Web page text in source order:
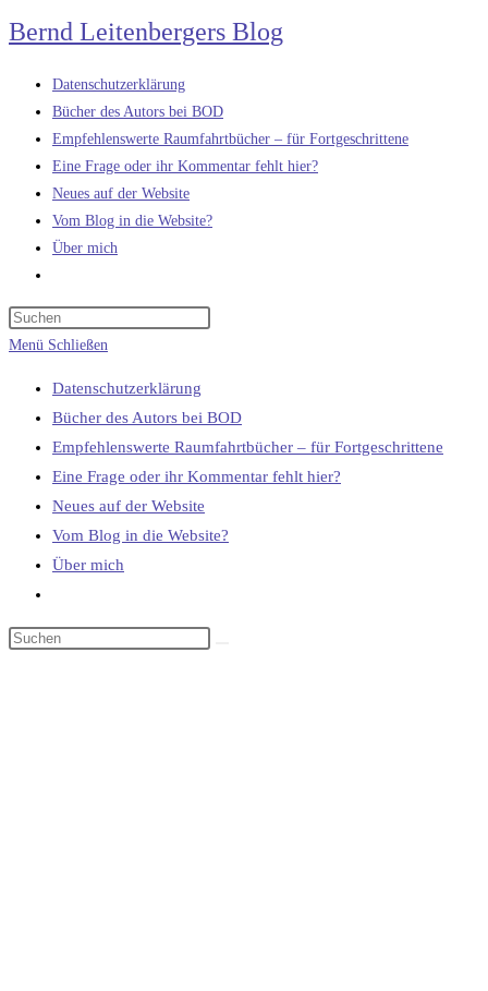
Zum
Inhalt
springen
Bernd Leitenbergers Blog
Datenschutzerklärung
Bücher des Autors bei BOD
Empfehlenswerte Raumfahrtbücher – für Fortgeschrittene
Eine Frage oder ihr Kommentar fehlt hier?
Neues auf der Website
Vom Blog in die Website?
Über mich
umschalten
Menü Schließen
Datenschutzerklärung
Bücher des Autors bei BOD
Empfehlenswerte Raumfahrtbücher – für Fortgeschrittene
Eine Frage oder ihr Kommentar fehlt hier?
Neues auf der Website
Vom Blog in die Website?
Über mich
umschalten